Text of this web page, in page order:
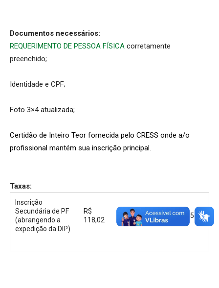
Documentos necessários:
REQUERIMENTO DE PESSOA FÍSICA corretamente
preenchido;
Identidade e CPF;
Foto 3×4 atualizada;
Certidão de Inteiro Teor fornecida pelo CRESS onde a/o
profissional mantém sua inscrição principal.
Taxas:
Inscrição
Secundária de PF
(abrangendo a
expedição da DIP)
R$
118,02
R$ 80,87 R$ 37,15